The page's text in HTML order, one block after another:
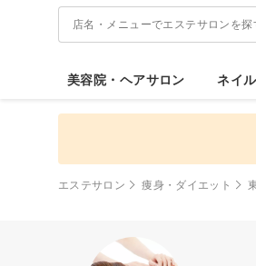
美容院・ヘアサロン ネイ
エステサロン 痩身・ダイエット